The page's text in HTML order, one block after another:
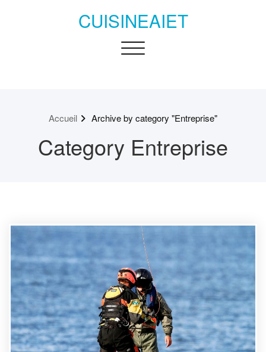
CUISINEAIET
Toggle navigation
Accueil Archive by category "Entreprise"
Category Entreprise